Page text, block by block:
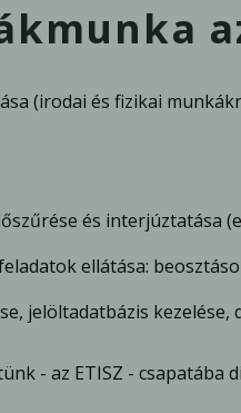
(irodai és fizikai
és interjúztatása
ellátása:
jelöltadatbázis
- az ETISZ - csapatába